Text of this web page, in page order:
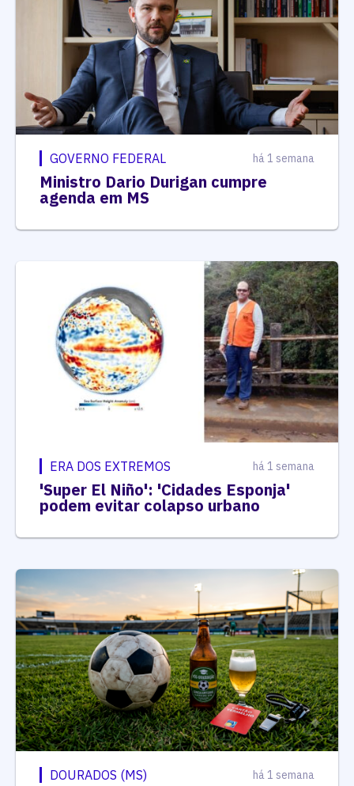
GOVERNO FEDERAL há 1 semana
Ministro Dario Durigan cumpre
agenda em MS
ERA DOS EXTREMOS há 1 semana
'Super El Niño': 'Cidades Esponja'
podem evitar colapso urbano
DOURADOS (MS) há 1 semana